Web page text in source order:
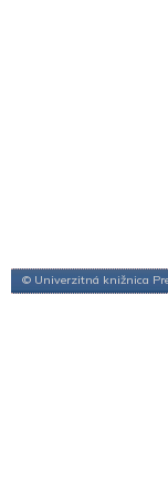
© Univerzitná knižnica